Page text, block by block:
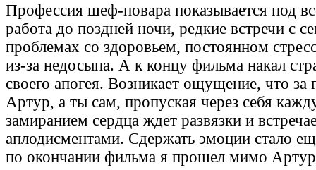
Профессия шеф-повара показывается под
работа до поздней ночи, редкие встречи с
проблемах со здоровьем, постоянном
из-за недосыпа. А к концу фильма накал
своего апогея. Возникает ощущение, что за
Артур, а ты сам, пропуская через себя
замиранием сердца ждет развязки и
аплодисментами. Сдержать эмоции стало
по окончании фильма я прошел мимо